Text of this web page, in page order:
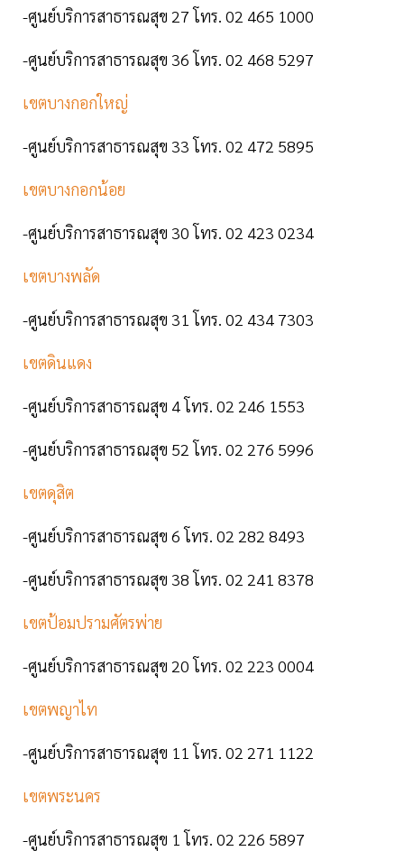
-ศูนย์บริการสาธารณสุข 27 โทร. 02 465 1000
-ศูนย์บริการสาธารณสุข 36 โทร. 02 468 5297
เขตบางกอกใหญ่
-ศูนย์บริการสาธารณสุข 33 โทร. 02 472 5895
เขตบางกอกน้อย
-ศูนย์บริการสาธารณสุข 30 โทร. 02 423 0234
เขตบางพลัด
-ศูนย์บริการสาธารณสุข 31 โทร. 02 434 7303
เขตดินแดง
-ศูนย์บริการสาธารณสุข 4 โทร. 02 246 1553
-ศูนย์บริการสาธารณสุข 52 โทร. 02 276 5996
เขตดุสิต
-ศูนย์บริการสาธารณสุข 6 โทร. 02 282 8493
-ศูนย์บริการสาธารณสุข 38 โทร. 02 241 8378
เขตป้อมปรามศัตรพ่าย
-ศูนย์บริการสาธารณสุข 20 โทร. 02 223 0004
เขตพญาไท
-ศูนย์บริการสาธารณสุข 11 โทร. 02 271 1122
เขตพระนคร
-ศูนย์บริการสาธารณสุข 1 โทร. 02 226 5897